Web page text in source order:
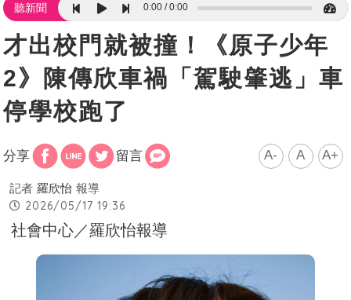
聽新聞 0:00 0:00
才出校門就被撞！《原子少年
2》陳傳欣車禍「駕駛肇逃」車
停學校跑了
分享 留言 A- A A+
記者 羅欣怡 報導
2026/05/17 19:36
社會中心／羅欣怡報導